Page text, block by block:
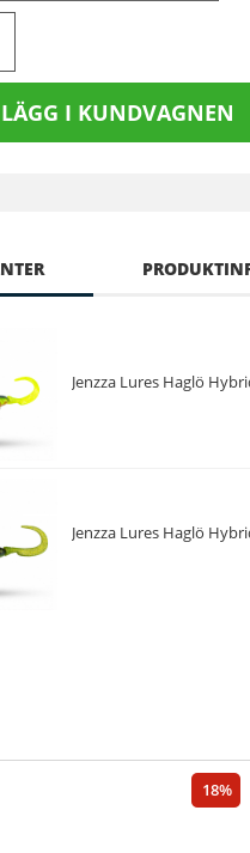
LÄGG I KUNDVAGNEN
Jenzza Lures Haglö
Jenzza Lures Haglö
18